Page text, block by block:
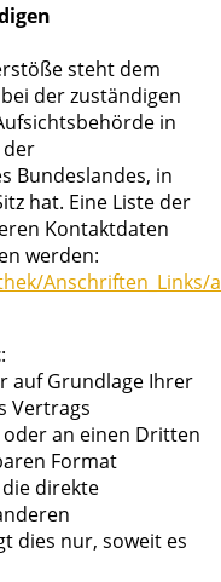
steht dem
der zuständigen
in
der
Bundeslandes, in
hat. Eine Liste der
Kontaktdaten
werden:
Anschriften_Links/
:
auf Grundlage Ihrer
Vertrags
an einen Dritten
Format
direkte
dies nur, soweit es